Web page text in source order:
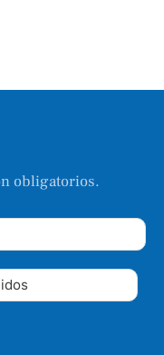
obligatorios.